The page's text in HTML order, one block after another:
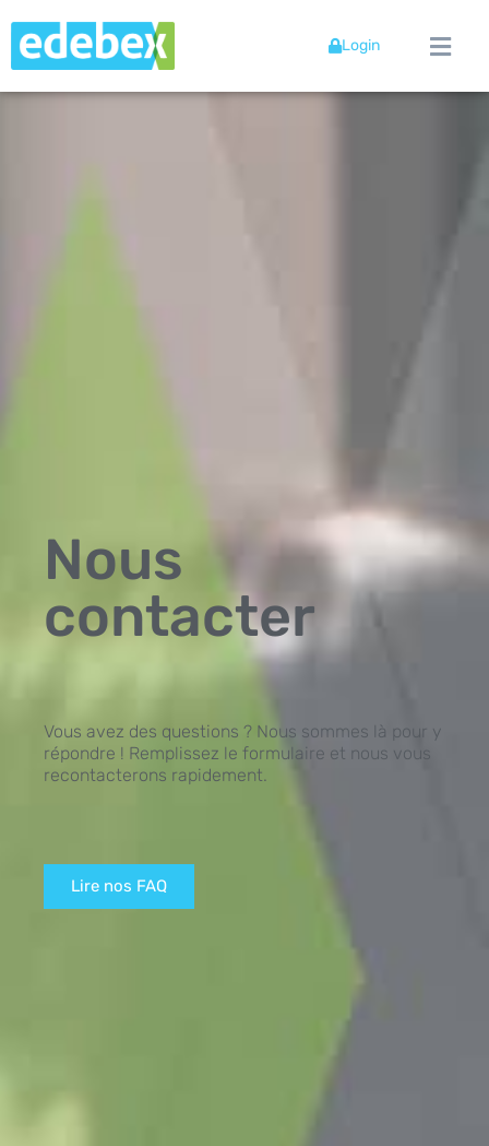
Login
Nous
contacter
Vous avez des questions ? Nous sommes là pour y
répondre ! Remplissez le formulaire et nous vous
recontacterons rapidement.
Lire nos FAQ